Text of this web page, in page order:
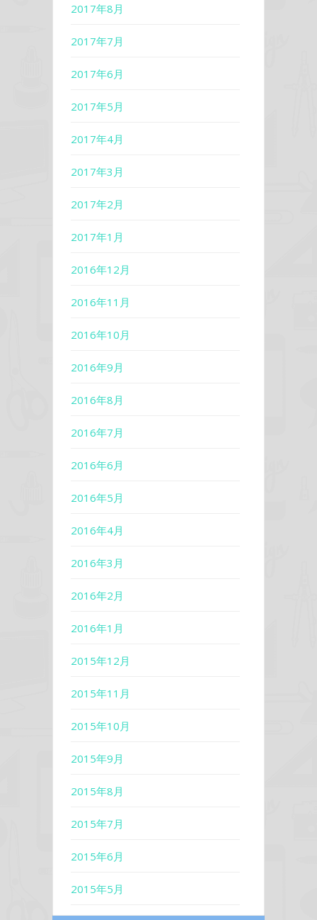
2017年8月
2017年7月
2017年6月
2017年5月
2017年4月
2017年3月
2017年2月
2017年1月
2016年12月
2016年11月
2016年10月
2016年9月
2016年8月
2016年7月
2016年6月
2016年5月
2016年4月
2016年3月
2016年2月
2016年1月
2015年12月
2015年11月
2015年10月
2015年9月
2015年8月
2015年7月
2015年6月
2015年5月